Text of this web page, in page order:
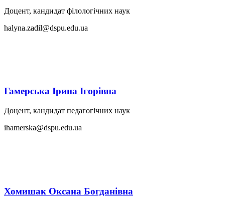
Доцент, кандидат філологічних наук
halyna.zadil@dspu.edu.ua
Гамерська Ірина Ігорівна
Доцент, кандидат педагогічних наук
ihamerska@dspu.edu.ua
Хомишак Оксана Богданівна